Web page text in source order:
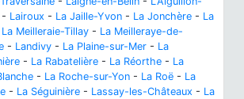
- Lairoux - La Jaille-Yvon - La Jonchère - La
La Meilleraie-Tillay - La Meilleraye-de-
- Landivy - La Plaine-sur-Mer - La
- La Rabatelière - La Réorthe - La
- La Roche-sur-Yon - La Roë - La
- La Séguinière - Lassay-les-Châteaux - La